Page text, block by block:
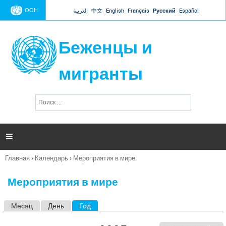
Jump to navigation
ООН العربية 中文 English Français Русский Español
Беженцы и
мигранты
п
и

Вы
Главная › Календарь › Мероприятия в мире
Мероприятия в мире
Месяц День Год